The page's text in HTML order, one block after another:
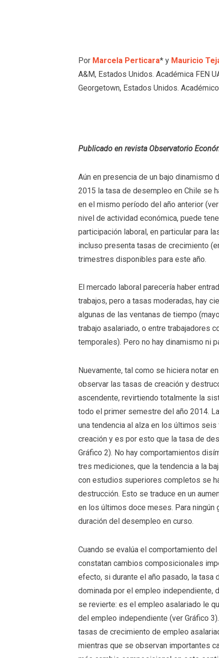
Por Marcela Perticara* y Mauricio
A&M, Estados Unidos. Académica FEN
Georgetown, Estados Unidos.
Publicado en revista Observatorio
Aún en presencia de un bajo
2015 la tasa de desempleo en Chile se
en el mismo período del año anterior
nivel de actividad económica, puede
participación laboral, en particular para
incluso presenta tasas de crecimiento
trimestres disponibles para este año.
El mercado laboral parecería haber
trabajos, pero a tasas moderadas, hay
algunas de las ventanas de tiempo
trabajo asalariado, o entre trabajadores
temporales). Pero no hay dinamismo ni
Nuevamente, tal como se hiciera notar
observar las tasas de creación y
ascendente, revirtiendo totalmente la
todo el primer semestre del año 2014.
una tendencia al alza en los últimos
creación y es por esto que la tasa de
Gráfico 2). No hay comportamientos
tres mediciones, que la tendencia a la
con estudios superiores completos se
destrucción. Esto se traduce en un
en los últimos doce meses. Para
duración del desempleo en curso.
Cuando se evalúa el comportamiento
constatan cambios composicionales
efecto, si durante el año pasado, la
dominada por el empleo
se revierte: es el empleo asalariado le
del empleo independiente (ver Gráfico
tasas de crecimiento de empleo
mientras que se observan importantes